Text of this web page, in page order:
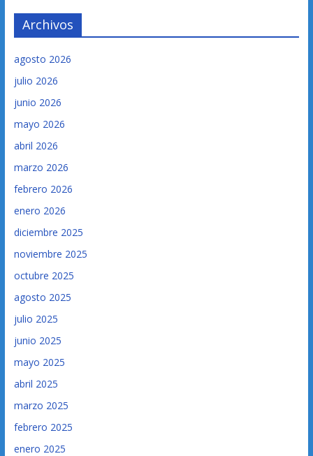
Archivos
agosto 2026
julio 2026
junio 2026
mayo 2026
abril 2026
marzo 2026
febrero 2026
enero 2026
diciembre 2025
noviembre 2025
octubre 2025
agosto 2025
julio 2025
junio 2025
mayo 2025
abril 2025
marzo 2025
febrero 2025
enero 2025